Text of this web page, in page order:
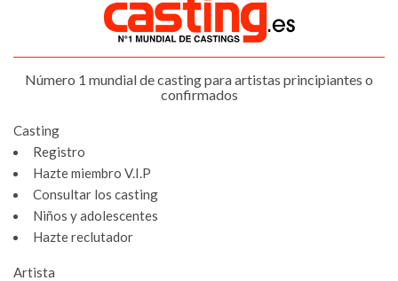
Número 1 mundial de casting para artistas principiantes o
confirmados
Casting
Registro
Hazte miembro V.I.P
Consultar los casting
Niños y adolescentes
Hazte reclutador
Artista